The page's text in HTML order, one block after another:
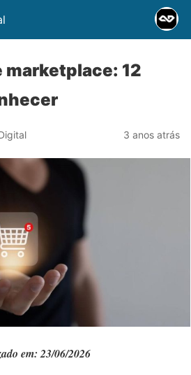
marketplace: 12
3 anos atrás
em: 23/06/2026